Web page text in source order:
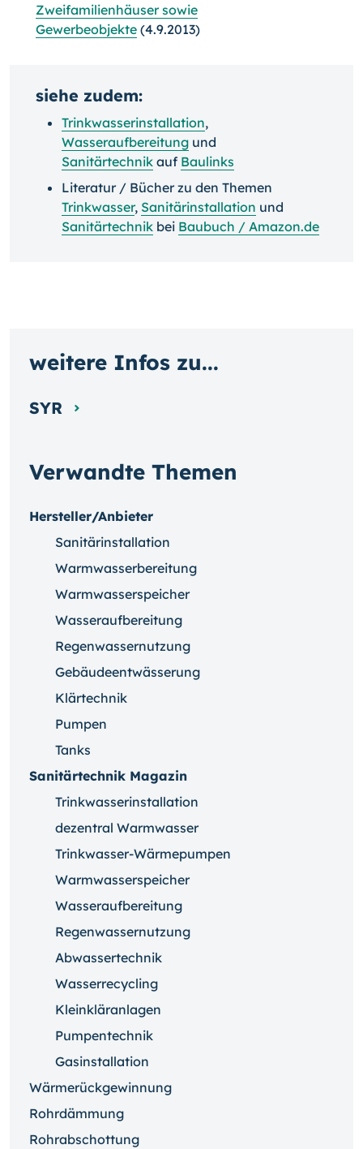
Zweifamilienhäuser sowie
Gewerbeobjekte (4.9.2013)
siehe zudem:
Trinkwasserinstallation,
Wasseraufbereitung und
Sanitärtechnik auf Baulinks
Literatur / Bücher zu den Themen
Trinkwasser, Sanitärinstallation und
Sanitärtechnik bei Baubuch / Amazon.de
Verwandte Themen
Hersteller/Anbieter
Sanitärinstallation
Warmwasserbereitung
Warmwasserspeicher
Wasseraufbereitung
Regenwassernutzung
Gebäudeentwässerung
Klärtechnik
Pumpen
Tanks
Sanitärtechnik Magazin
Trinkwasserinstallation
dezentral Warmwasser
Trinkwasser-Wärmepumpen
Warmwasserspeicher
Wasseraufbereitung
Regenwassernutzung
Abwassertechnik
Wasserrecycling
Kleinkläranlagen
Pumpentechnik
Gasinstallation
Wärmerückgewinnung
Rohrdämmung
Rohrabschottung
weitere Infos zu...
SYR